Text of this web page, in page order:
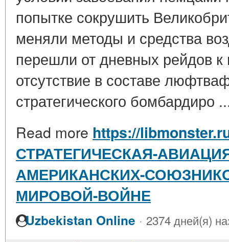
попытке сокрушить
меняли методы и средства
перешли от дневных рейдов
отсутствие в составе
стратегического бомбардиро
Read more https://
СТРАТЕГИЧЕСКАЯ-
АМЕРИКАНСКИХ-
МИРОВОЙ-ВОЙНЕ
Uzbekistan Online · 2374 дней(я)